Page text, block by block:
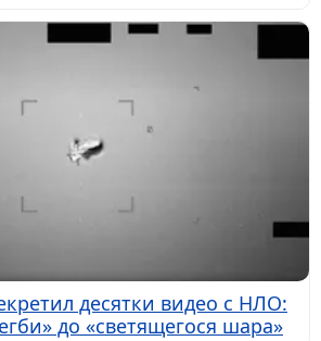
десятки видео с НЛО:
до «светящегося шара»